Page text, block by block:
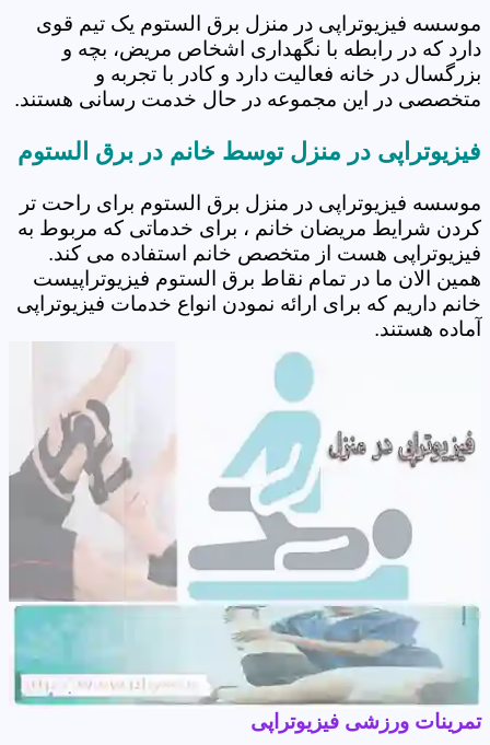
موسسه فیزیوتراپی در منزل برق الستوم یک تیم قوی
دارد که در رابطه با نگهداری اشخاص مریض، بچه و
بزرگسال در خانه فعالیت دارد و کادر با تجربه و
متخصصی در این مجموعه در حال خدمت رسانی هستند.
فیزیوتراپی در منزل توسط خانم در برق الستوم
موسسه فیزیوتراپی در منزل برق الستوم برای راحت تر
کردن شرایط مریضان خانم ، برای خدماتی که مربوط به
فیزیوتراپی هست از متخصص خانم استفاده می کند.
همین الان ما در تمام نقاط برق الستوم فیزیوتراپیست
خانم داریم که برای ارائه نمودن انواع خدمات فیزیوتراپی
آماده هستند.
تمرینات ورزشی فیزیوتراپی